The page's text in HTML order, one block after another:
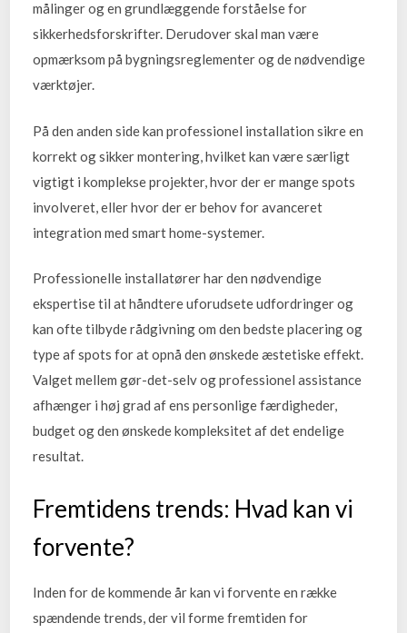
målinger og en grundlæggende forståelse for
sikkerhedsforskrifter. Derudover skal man være
opmærksom på bygningsreglementer og de nødvendige
værktøjer.
På den anden side kan professionel installation sikre en
korrekt og sikker montering, hvilket kan være særligt
vigtigt i komplekse projekter, hvor der er mange spots
involveret, eller hvor der er behov for avanceret
integration med smart home-systemer.
Professionelle installatører har den nødvendige
ekspertise til at håndtere uforudsete udfordringer og
kan ofte tilbyde rådgivning om den bedste placering og
type af spots for at opnå den ønskede æstetiske effekt.
Valget mellem gør-det-selv og professionel assistance
afhænger i høj grad af ens personlige færdigheder,
budget og den ønskede kompleksitet af det endelige
resultat.
Fremtidens trends: Hvad kan vi
forvente?
Inden for de kommende år kan vi forvente en række
spændende trends, der vil forme fremtiden for